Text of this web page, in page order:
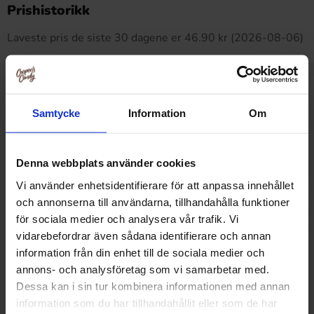
Samtycke Information Om
Denna webbplats använder cookies
Vi använder enhetsidentifierare för att anpassa innehållet
och annonserna till användarna, tillhandahålla funktioner
för sociala medier och analysera vår trafik. Vi
vidarebefordrar även sådana identifierare och annan
information från din enhet till de sociala medier och
annons- och analysföretag som vi samarbetar med.
Dessa kan i sin tur kombinera informationen med annan
information som du har tillhandahållit eller som de har
Prishistorikk
Laveste pris de siste 30 dagene er 46.90 kr (2026-08-06)
Relaterte produkter